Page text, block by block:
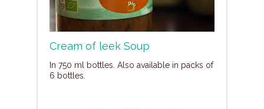
Cream of leek Soup
In 750 ml bottles. Also available in packs of
6 bottles.